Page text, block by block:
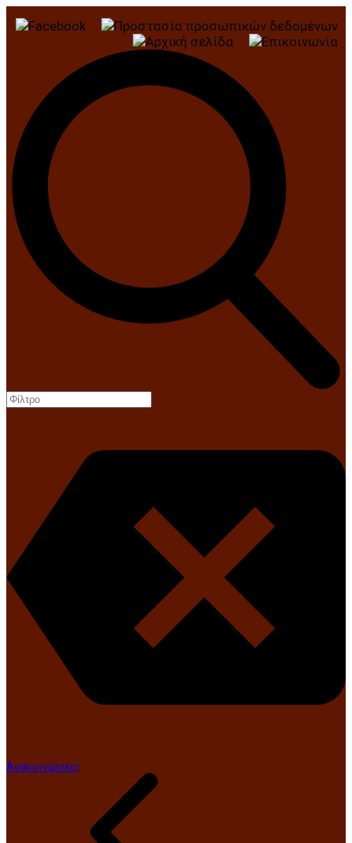
Ανακοινώσεις